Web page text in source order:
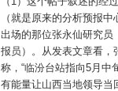
（就是原来的分析预报
出场的那位张永仙研究员
报员）。从发表文章看，
称，“临汾台站指向5月中
有能量让山西当地领导当